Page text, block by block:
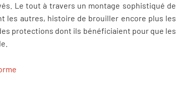
Le tout à travers un montage sophistiqué de
les autres, histoire de brouiller encore plus les
protections dont ils bénéficiaient pour que les